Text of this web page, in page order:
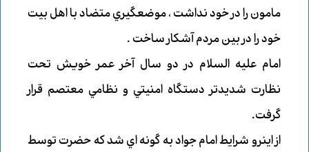
مامون را در خود نداشت ، موضعگيري متضاد با اهل بيت
خود را در بين مردم آشكار ساخت .
امام عليه السلام در دو سال آخر عمر خويش تحت
نظارت شديدتر دستگاه امنيتي و نظامي معتصم قرار
گرفت.
از اينرو شرايط امام جواد به گونه اي شد كه حضرت توسط